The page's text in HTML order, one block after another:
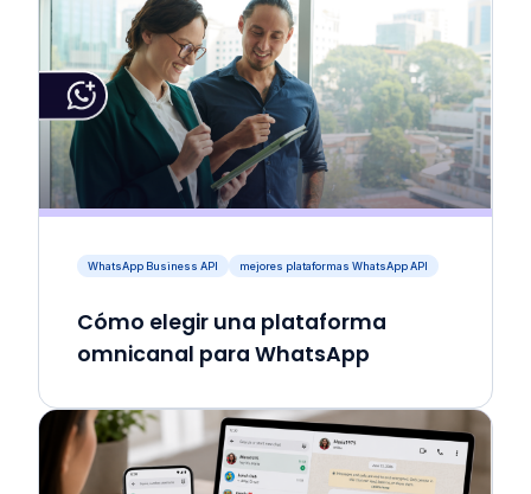
WhatsApp Business API mejores plataformas WhatsApp API
Cómo elegir una plataforma
omnicanal para WhatsApp